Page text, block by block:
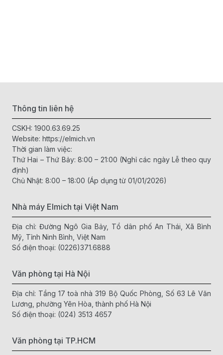
Thông tin liên hệ
CSKH: 1900.63.69.25
Website: https://elmich.vn
Thời gian làm việc:
Thứ Hai – Thứ Bảy: 8:00 – 21:00 (Nghỉ các ngày Lễ theo quy
định)
Chủ Nhật: 8:00 – 18:00 (Áp dụng từ 01/01/2026)
Nhà máy Elmich tại Việt Nam
Địa chỉ: Đường Ngô Gia Bảy, Tổ dân phố An Thái, Xã Bình
Mỹ, Tỉnh Ninh Bình, Việt Nam
Số điện thoại: (0226)371.6888
Văn phòng tại Hà Nội
Địa chỉ: Tầng 17 toà nhà 319 Bộ Quốc Phòng, Số 63 Lê Văn
Lương, phường Yên Hòa, thành phố Hà Nội
Số điện thoại: (024) 3513 4657
Văn phòng tại TP.HCM